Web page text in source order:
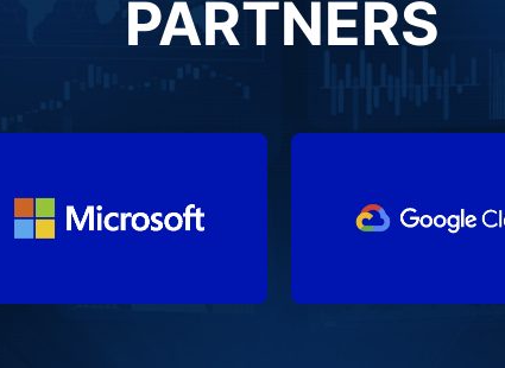
PARTNERS